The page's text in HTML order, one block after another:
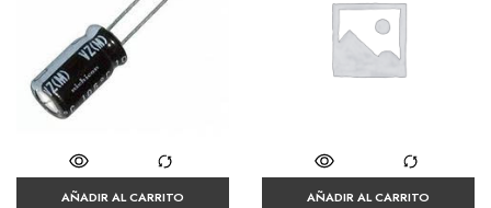
AÑADIR AL CARRITO AÑADIR AL CARRITO